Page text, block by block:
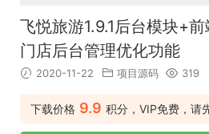
飞悦旅游1.9.1后台模块+
门店后台管理优化功能
2020-11-22 项目源码 319
下载价格 9.9 积分，VIP免费，请